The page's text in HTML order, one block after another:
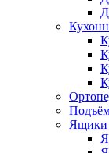
Ящики